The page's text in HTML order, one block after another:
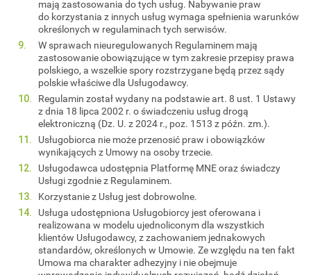
mają zastosowania do tych usług. Nabywanie praw
do korzystania z innych usług wymaga spełnienia warunków
określonych w regulaminach tych serwisów.
W sprawach nieuregulowanych Regulaminem mają
zastosowanie obowiązujące w tym zakresie przepisy prawa
polskiego, a wszelkie spory rozstrzygane będą przez sądy
polskie właściwe dla Usługodawcy.
Regulamin został wydany na podstawie art. 8 ust. 1 Ustawy
z dnia 18 lipca 2002 r. o świadczeniu usług drogą
elektroniczną (Dz. U. z 2024 r., poz. 1513 z późn. zm.).
Usługobiorca nie może przenosić praw i obowiązków
wynikających z Umowy na osoby trzecie.
Usługodawca udostępnia Platformę MNE oraz świadczy
Usługi zgodnie z Regulaminem.
Korzystanie z Usług jest dobrowolne.
Usługa udostępniona Usługobiorcy jest oferowana i
realizowana w modelu ujednoliconym dla wszystkich
klientów Usługodawcy, z zachowaniem jednakowych
standardów, określonych w Umowie. Ze względu na ten fakt
Umowa ma charakter adhezyjny i nie obejmuje